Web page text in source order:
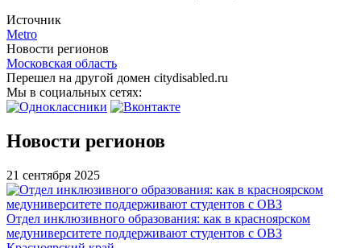
Источник
Metro
Новости регионов
Московская область
Перешел на другой домен citydisabled.ru
Мы в социальных сетях:
Новости регионов
21 сентября 2025
Отдел инклюзивного образования: как в красноярском
медуниверситете поддерживают студентов с ОВЗ